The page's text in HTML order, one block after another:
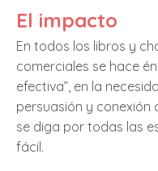
El impacto
En todos los libros y
comerciales se hace
efectiva”, en la
persuasión y conexión
se diga por todas las
fácil.